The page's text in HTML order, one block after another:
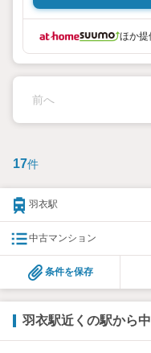
ほか提
前へ
17件
羽衣駅
中古マンション
条件を保存
羽衣駅近くの駅から